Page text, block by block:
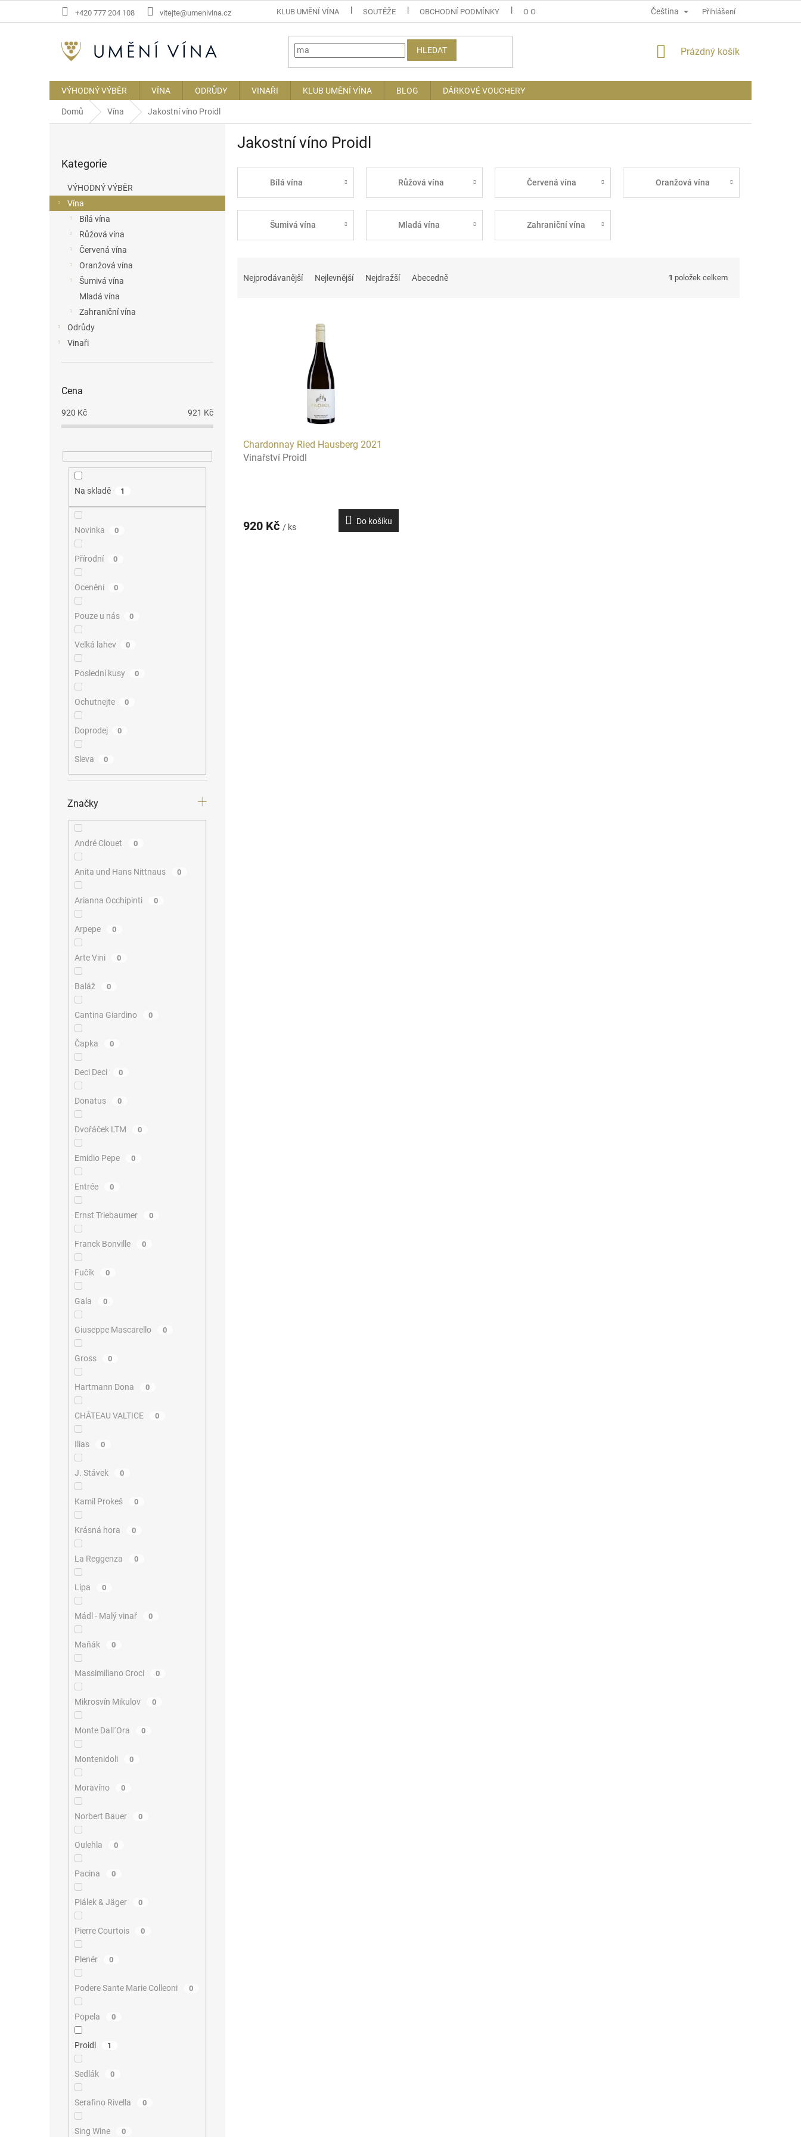
+420 777 204 108 vitejte@umenivina.cz KLUB UMĚNÍ VÍNA SOUTĚŽE OBCHODNÍ PODMÍNKY O OSOBNÍCH ÚDAJÍCH INFORMACE O WEBU
Čeština Přihlášení
HLEDAT
NÁKUPNÍ
Prázdný košík
VÝHODNÝ VÝBĚR VÍNA ODRŮDY VINAŘI KLUB UMĚNÍ VÍNA BLOG DÁRKOVÉ VOUCHERY
Domů Vína Jakostní víno Proidl
a
n
kategorie
Kategorie
VÝHODNÝ VÝBĚR
Vína
Bílá vína
Růžová vína
Červená vína
Oranžová vína
Šumivá vína
Mladá vína
Zahraniční vína
Odrůdy
Vinaři
Cena
920 Kč 921 Kč
Na skladě 1
Novinka 0
Přírodní 0
Ocenění 0
Pouze u nás 0
Velká lahev 0
Poslední kusy 0
Ochutnejte 0
Doprodej 0
Sleva 0
Značky
André Clouet 0
Anita und Hans Nittnaus 0
Arianna Occhipinti 0
Arpepe 0
Arte Vini 0
Baláž 0
Cantina Giardino 0
Čapka 0
Deci Deci 0
Donatus 0
Dvořáček LTM 0
Emidio Pepe 0
Entrée 0
Ernst Triebaumer 0
Franck Bonville 0
Fučík 0
Gala 0
Giuseppe Mascarello 0
Gross 0
Hartmann Dona 0
CHÂTEAU VALTICE 0
Ilias 0
J. Stávek 0
Kamil Prokeš 0
Krásná hora 0
La Reggenza 0
Lípa 0
Mádl - Malý vinař 0
Maňák 0
Massimiliano Croci 0
Mikrosvín Mikulov 0
Monte Dall´Ora 0
Montenidoli 0
Moravíno 0
Norbert Bauer 0
Oulehla 0
Pacina 0
Piálek & Jäger 0
Pierre Courtois 0
Plenér 0
Podere Sante Marie Colleoni 0
Popela 0
Proidl 1
Sedlák 0
Serafino Rivella 0
Sing Wine 0
Jakostní víno Proidl
Bílá vína Růžová vína Červená vína Oranžová vína
Šumivá vína Mladá vína Zahraniční vína
Nejprodávanější Nejlevnější Nejdražší Abecedně 1 položek celkem
Chardonnay Ried Hausberg 2021
Vinařství Proidl
920 Kč / ks
Do košíku